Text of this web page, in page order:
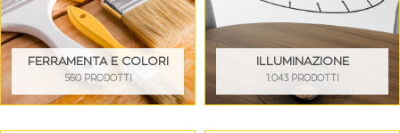
FERRAMENTA E COLORI
560 PRODOTTI
ILLUMINAZIONE
1.043 PRODOTTI